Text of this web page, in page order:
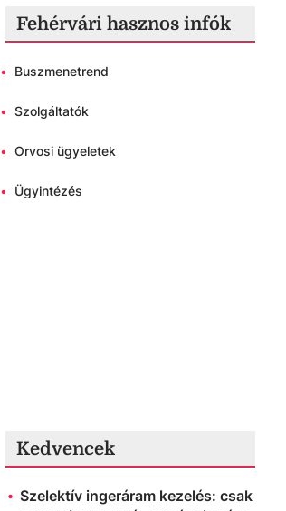
Fehérvári hasznos infók
• Buszmenetrend
• Szolgáltatók
• Orvosi ügyeletek
• Ügyintézés
Kedvencek
Szelektív ingeráram kezelés: csak